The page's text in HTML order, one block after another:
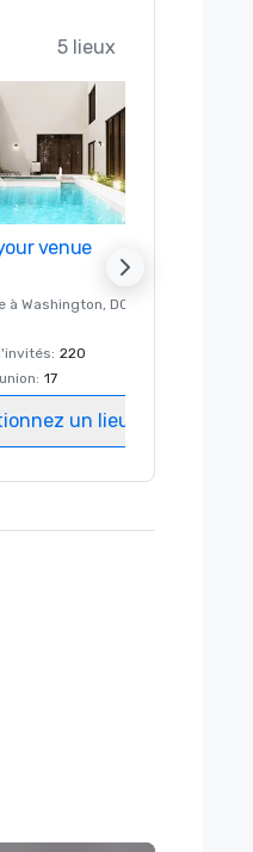
5 lieux
venue
à Washington, DC
: 220
: 17
un lieu